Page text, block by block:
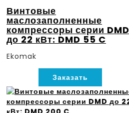
Винтовые
маслозаполненные
компрессоры серии DMD
до 22 кВт: DMD 55 C
Ekomak
Заказать